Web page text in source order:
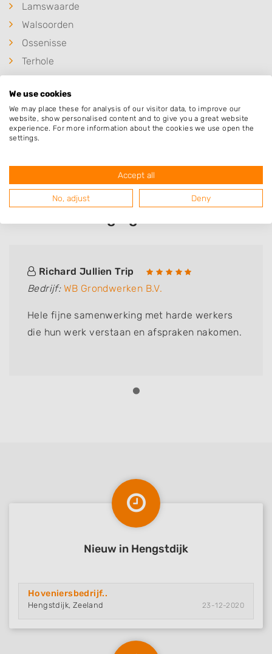
Lamswaarde
Walsoorden
Ossenisse
Terhole
Zaamslag
Graauw
Hulst
Zandberg
Richard Jullien Trip
Bedrijf: WB Grondwerken B.V.
Hele fijne samenwerking met harde werkers
die hun werk verstaan en afspraken nakomen.
Nieuw in Hengstdijk
Hoveniersbedrijf..
Hengstdijk, Zeeland 23-12-2020
We use cookies
We may place these for analysis of our visitor data, to improve our
website, show personalised content and to give you a great website
experience. For more information about the cookies we use open the
settings.
Accept all
No, adjust Deny